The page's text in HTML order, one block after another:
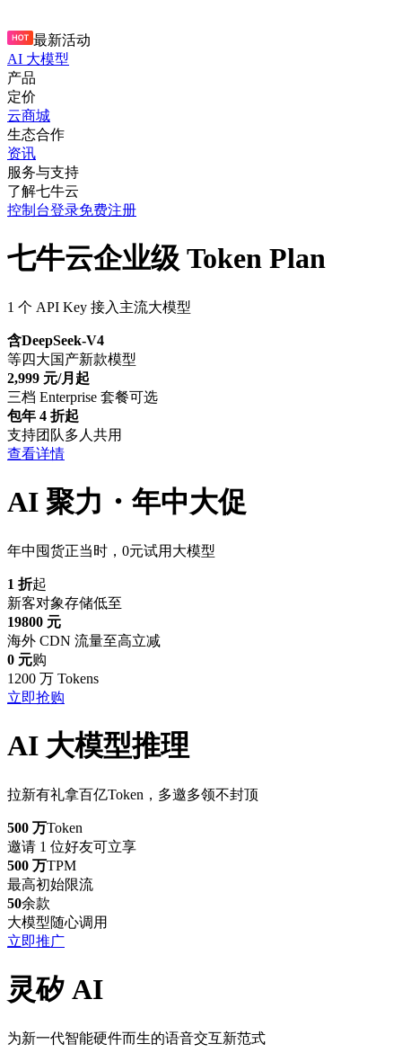
最新活动
AI 大模型
产品
定价
云商城
生态合作
资讯
服务与支持
了解七牛云
控制台登录免费注册
七牛云企业级 Token Plan
1 个 API Key 接入主流大模型
含DeepSeek-V4
等四大国产新款模型
2,999 元/月起
三档 Enterprise 套餐可选
包年 4 折起
支持团队多人共用
查看详情
AI 聚力・年中大促
年中囤货正当时，0元试用大模型
1 折起
新客对象存储低至
19800 元
海外 CDN 流量至高立减
0 元购
1200 万 Tokens
立即抢购
AI 大模型推理
拉新有礼拿百亿Token，多邀多领不封顶
500 万Token
邀请 1 位好友可立享
500 万TPM
最高初始限流
50余款
大模型随心调用
立即推广
灵矽 AI
为新一代智能硬件而生的语音交互新范式